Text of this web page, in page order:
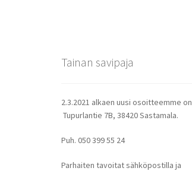
Tainan savipaja
2.3.2021 alkaen uusi osoitteemme on
Tupurlantie 7B, 38420 Sastamala.
Puh. 050 399 55 24
Parhaiten tavoitat sähköpostilla ja